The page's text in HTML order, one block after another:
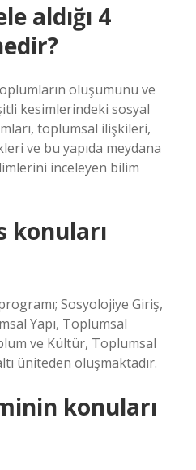
aldığı 4
oluşumunu ve
kesimlerindeki sosyal
toplumsal ilişkileri,
ve bu yapıda meydana
inceleyen bilim
konuları
Sosyolojiye Giriş,
Yapı, Toplumsal
ve Kültür, Toplumsal
üniteden oluşmaktadır.
konuları